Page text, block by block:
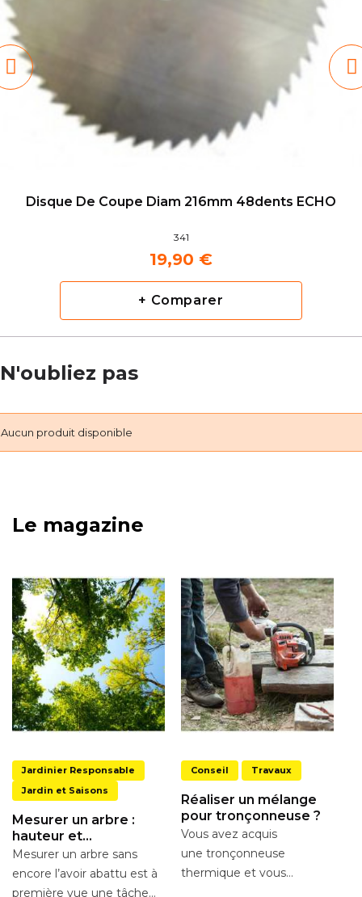
Disque De Coupe Diam 216mm 48dents ECHO
341
19,90 €
+ Comparer
N'oubliez pas
Aucun produit disponible
Le magazine
Jardinier Responsable
Jardin et Saisons
Mesurer un arbre :
hauteur et
circonférence
Mesurer un arbre sans
encore l’avoir abattu est à
première vue une tâche
Conseil Travaux
Réaliser un mélange
pour tronçonneuse ?
Vous avez acquis
une tronçonneuse
thermique et vous